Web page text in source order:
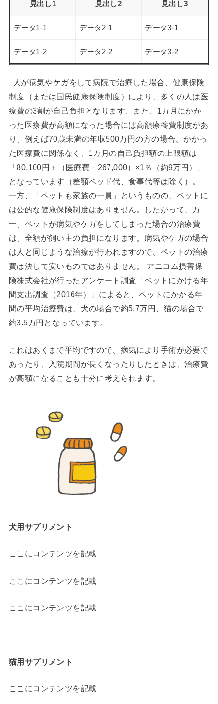
見出し1 見出し2 見出し3
データ1-1 データ2-1 データ3-1
データ1-2 データ2-2 データ3-2
人が病気やケガをして病院で治療した場合、健康保険
制度（または国民健康保険制度）により、多くの人は医
療費の3割が自己負担となります。また、1カ月にかか
った医療費が高額になった場合には高額療養費制度があ
り、例えば70歳未満の年収500万円の方の場合、かかっ
た医療費に関係なく、1カ月の自己負担額の上限額は
「80,100円＋（医療費－267,000）×1％（約9万円）」
となっています（差額ベッド代、食事代等は除く）。
一方、「ペットも家族の一員」というものの、ペットに
は公的な健康保険制度はありません。したがって、万
一、ペットが病気やケガをしてしまった場合の治療費
は、全額が飼い主の負担になります。病気やケガの場合
は人と同じような治療が行われますので、ペットの治療
費は決して安いものではありません。 アニコム損害保
険株式会社が行ったアンケート調査「ペットにかける年
間支出調査（2016年）」によると、ペットにかかる年
間の平均治療費は、犬の場合で約5.7万円、猫の場合で
約3.5万円となっています。
これはあくまで平均ですので、病気により手術が必要で
あったり、入院期間が長くなったりしたときは、治療費
が高額になることも十分に考えられます。
犬用サプリメント
ここにコンテンツを記載
ここにコンテンツを記載
ここにコンテンツを記載
猫用サプリメント
ここにコンテンツを記載